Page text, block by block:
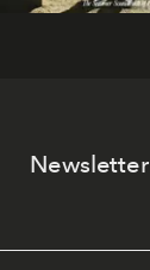
Newsletter